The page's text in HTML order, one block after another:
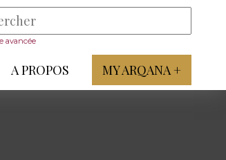
avancée
A PROPOS MY ARQANA +